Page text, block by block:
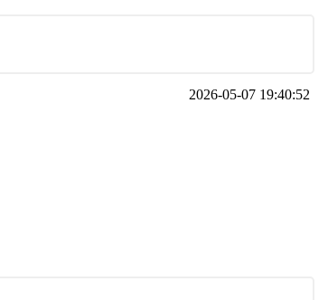
2026-05-07 19:40:52